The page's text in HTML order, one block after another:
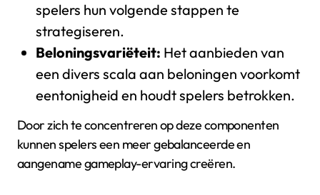
spelers hun volgende stappen te
strategiseren.
Beloningsvariëteit: Het aanbieden van
een divers scala aan beloningen voorkomt
eentonigheid en houdt spelers betrokken.
Door zich te concentreren op deze componenten
kunnen spelers een meer gebalanceerde en
aangename gameplay-ervaring creëren.